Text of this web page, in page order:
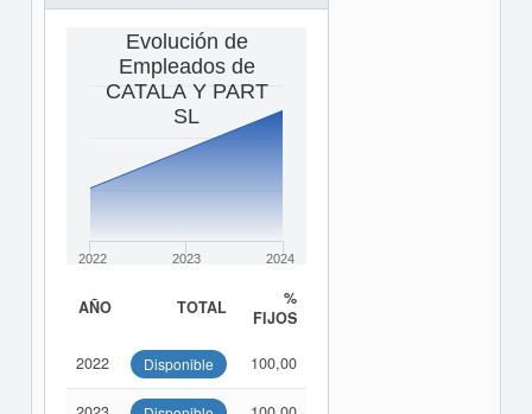
Evolución de
Empleados de
CATALA Y PART
SL
2022 2023 2024
AÑO TOTAL
%
FIJOS
2022 Disponible 100,00